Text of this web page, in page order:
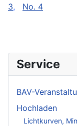
3, No. 4
Service
BAV-
Hochladen
Lichtkurven,